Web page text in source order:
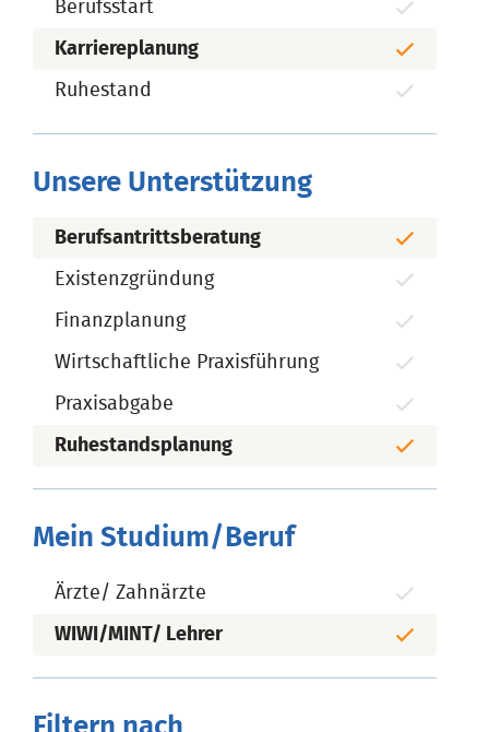
Berufsstart
Karriereplanung
Ruhestand
Unsere Unterstützung
Berufsantrittsberatung
Existenzgründung
Finanzplanung
Wirtschaftliche Praxisführung
Praxisabgabe
Ruhestandsplanung
Mein Studium/Beruf
Ärzte/ Zahnärzte
WIWI/MINT/ Lehrer
Filtern nach